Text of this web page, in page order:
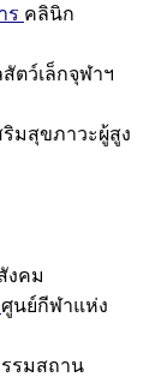
ร คลินิก
ตว์เล็กจุฬาฯ
ริมสุขภาวะผู้สูง
งคม
ศูนย์กีฬาแห่ง
รมสถาน